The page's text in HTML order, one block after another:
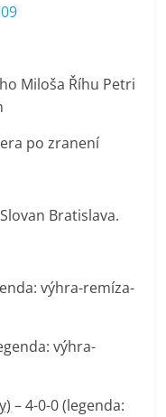
Miloša Říhu Petri
po zranení
Bratislava.
výhra-remíza-
výhra-
– 4-0-0 (legenda: